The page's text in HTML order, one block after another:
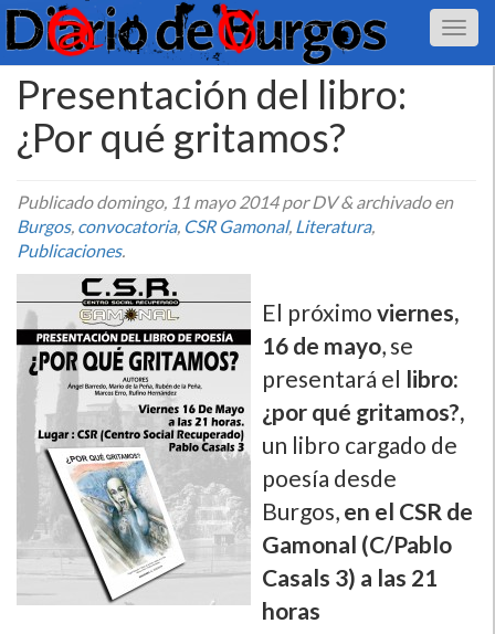
Presentación del libro:
¿Por qué gritamos?
Publicadodomingo, 11 mayo 2014por DV&archivado en
Burgos, convocatoria, CSR Gamonal, Literatura,
Publicaciones.
El próximo viernes,
16 de mayo, se
presentará el libro:
¿por qué gritamos?,
un libro cargado de
poesí­a desde
Burgos, en el CSR de
Gamonal (C/Pablo
Casals 3) a las 21
horas